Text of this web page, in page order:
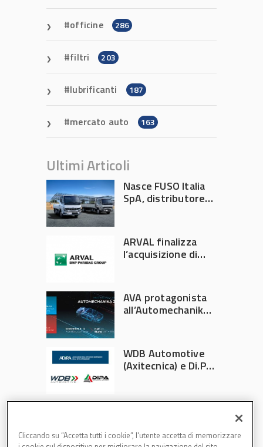
officine 286
filtri 203
lubrificanti 187
mercato auto 163
Ultimi Articoli
Nasce FUSO Italia
SpA, distributore
ARVAL finalizza
l’acquisizione di
AVA protagonista
all’Automechanika
WDB Automotive
(Axitecnica) e Di.Pa.
Cliccando su “Accetta tutti i cookie”, l'utente accetta di memorizzare